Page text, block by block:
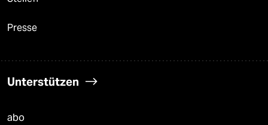
Presse
Unterstützen
abo